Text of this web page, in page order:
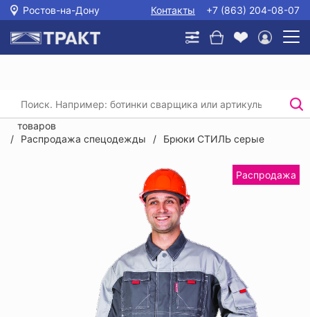
Ростов-на-Дону Контакты +7 (863) 204-08-07
Главная /
/
Распродажа спецодежды, спецобуви, СИЗ и прочих
товаров
/
Распродажа спецодежды / Брюки СТИЛЬ серые
Распродажа